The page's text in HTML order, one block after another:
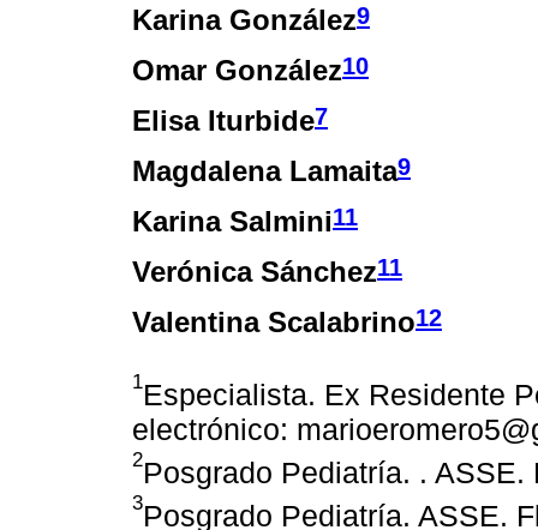
Karina González9
Omar González10
Elisa Iturbide7
Magdalena Lamaita9
Karina Salmini11
Verónica Sánchez11
Valentina Scalabrino12
1Especialista. Ex Residente
electrónico:
2Posgrado Pediatría. . ASSE.
3Posgrado Pediatría. ASSE.